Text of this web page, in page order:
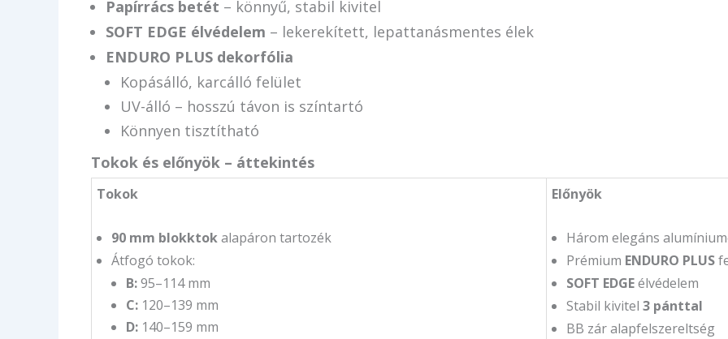
Papírrács betét – könnyű, stabil kivitel
SOFT EDGE élvédelem – lekerekített, lepattanásmentes élek
ENDURO PLUS dekorfólia
Kopásálló, karcálló felület
UV-álló – hosszú távon is színtartó
Könnyen tisztítható
Tokok és előnyök – áttekintés
Tokok
90 mm blokktokalapáron tartozék
Átfogó tokok:
B:95–114 mm
C: 120–139 mm
D: 140–159 mm
Előnyök
Három elegáns
Prémium ENDURO PLUS
SOFT EDGEélvédelem
Stabil kivitel 3 pánttal
BB zár alapfelszereltség